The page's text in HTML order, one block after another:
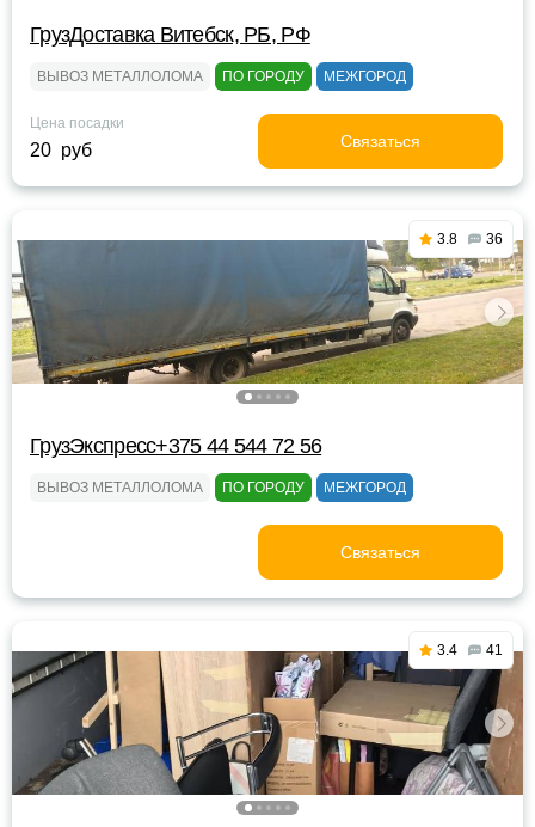
ГрузДоставка Витебск, РБ, РФ
ВЫВОЗ МЕТАЛЛОЛОМА ПО ГОРОДУ МЕЖГОРОД
Цена посадки
20 руб Связаться
3.8 36
ГрузЭкспресс+375 44 544 72 56
ВЫВОЗ МЕТАЛЛОЛОМА ПО ГОРОДУ МЕЖГОРОД
Связаться
3.4 41